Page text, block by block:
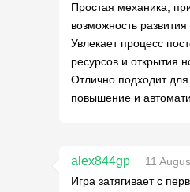
Простая механика,
возможность
Увлекает процесс
ресурсов и открытия
Отлично подходит
повышение и
alex844gp
11
Игра затягивает с